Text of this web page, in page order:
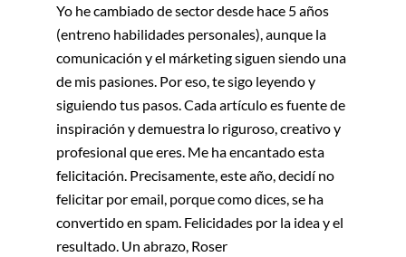
Yo he cambiado de sector desde hace 5 años
(entreno habilidades personales), aunque la
comunicación y el márketing siguen siendo una
de mis pasiones. Por eso, te sigo leyendo y
siguiendo tus pasos. Cada artículo es fuente de
inspiración y demuestra lo riguroso, creativo y
profesional que eres. Me ha encantado esta
felicitación. Precisamente, este año, decidí no
felicitar por email, porque como dices, se ha
convertido en spam. Felicidades por la idea y el
resultado. Un abrazo, Roser